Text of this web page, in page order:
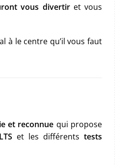
vous divertiret vous
à le centre qu’il vous faut
et reconnue qui propose
et les différents tests